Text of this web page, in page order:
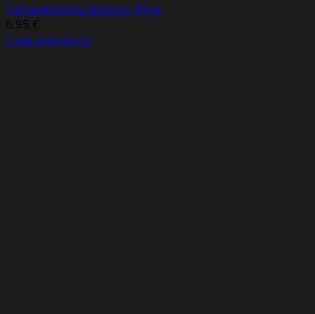
Tarhapäivänlilja Summer Wine
6,95 €
Lisää ostoskoriin